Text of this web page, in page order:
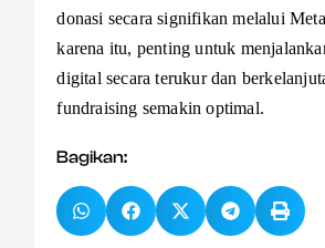
donasi secara signifikan melalui
karena itu, penting untuk
digital secara terukur dan
fundraising semakin optimal.
Bagikan: